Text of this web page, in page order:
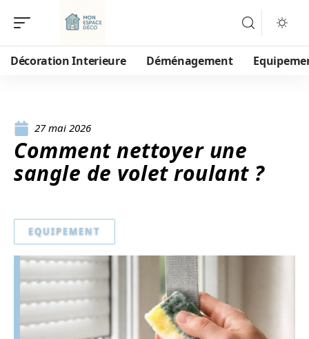
Décoration Interieure Déménagement
27 mai 2026
Comment nettoyer une
sangle de volet roulant ?
EQUIPEMENT